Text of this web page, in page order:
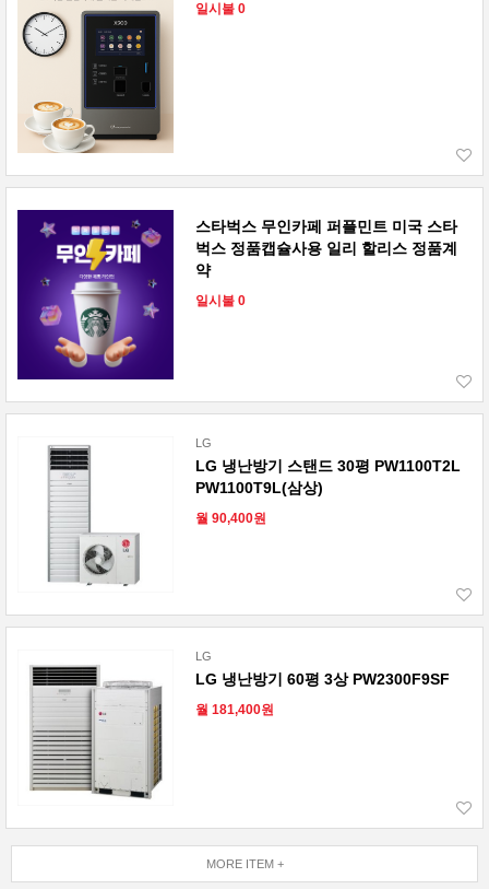
일시불 0
스타벅스 무인카페 퍼플민트 미국 스타
벅스 정품캡슐사용 일리 할리스 정품계
약
일시불 0
LG
LG 냉난방기 스탠드 30평 PW1100T2L
PW1100T9L(삼상)
월 90,400원
LG
LG 냉난방기 60평 3상 PW2300F9SF
월 181,400원
MORE ITEM +